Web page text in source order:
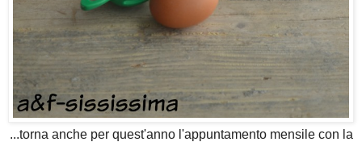
...torna anche per quest'anno l'appuntamento mensile con la